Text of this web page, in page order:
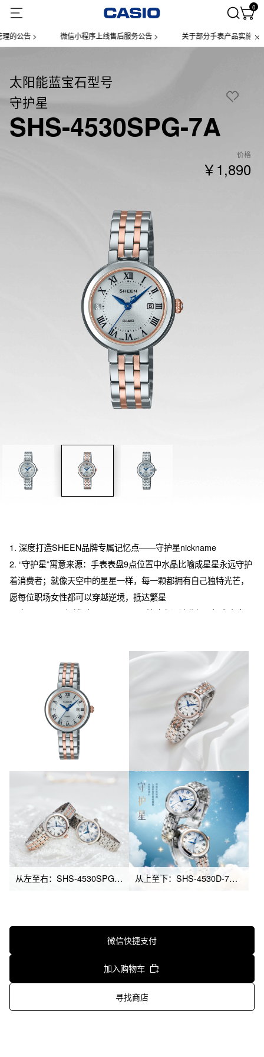
0
公告 > 微信小程序上线售后服务公告 > 关于部分手表产品实施【一
太阳能蓝宝石型号
守护星
SHS-4530SPG-7A
价格
￥1,890
1. 深度打造SHEEN品牌专属记忆点——守护星nickname
2. “守护星”寓意来源：手表表盘9点位置中水晶比喻成星星永远守护
着消费者；就像天空中的星星一样，每一颗都拥有自己独特光芒，
愿每位职场女性都可以穿越逆境，抵达繁星
3. 在原SHEEN畅销型号SHE-4528D 基础上设计升级。加大表盘至
从左至右：SHS-4530SPG-7A、SHS-4530D-7A 从上至下：SHS-4530D-7A、SHS-4530SPG-7A
微信快捷支付
加入购物车
寻找商店